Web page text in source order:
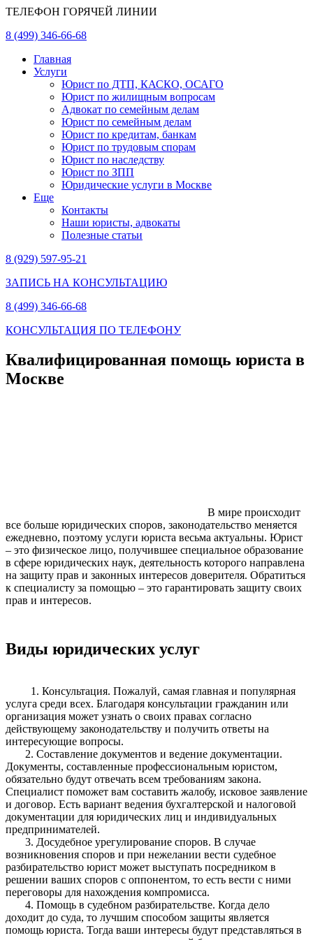
ТЕЛЕФОН ГОРЯЧЕЙ ЛИНИИ
8 (499) 346-66-68
Главная
Услуги
Юрист по ДТП, КАСКО, ОСАГО
Юрист по жилищным вопросам
Адвокат по семейным делам
Юрист по семейным делам
Юрист по кредитам, банкам
Юрист по трудовым спорам
Юрист по наследству
Юрист по ЗПП
Юридические услуги в Москве
Еще
Контакты
Наши юристы, адвокаты
Полезные статьи
8 (929) 597-95-21
ЗАПИСЬ НА КОНСУЛЬТАЦИЮ
8 (499) 346-66-68
КОНСУЛЬТАЦИЯ ПО ТЕЛЕФОНУ
Квалифицированная помощь юриста в
Москве
В мире происходит
все больше юридических споров, законодательство меняется
ежедневно, поэтому услуги юриста весьма актуальны. Юрист
– это физическое лицо, получившее специальное образование
в сфере юридических наук, деятельность которого направлена
на защиту прав и законных интересов доверителя. Обратиться
к специалисту за помощью – это гарантировать защиту своих
прав и интересов.
Виды юридических услуг
1. Консультация. Пожалуй, самая главная и популярная
услуга среди всех. Благодаря консультации гражданин или
организация может узнать о своих правах согласно
действующему законодательству и получить ответы на
интересующие вопросы.
2. Составление документов и ведение документации.
Документы, составленные профессиональным юристом,
обязательно будут отвечать всем требованиям закона.
Специалист поможет вам составить жалобу, исковое заявление
и договор. Есть вариант ведения бухгалтерской и налоговой
документации для юридических лиц и индивидуальных
предпринимателей.
3. Досудебное урегулирование споров. В случае
возникновения споров и при нежелании вести судебное
разбирательство юрист может выступать посредником в
решении ваших споров с оппонентом, то есть вести с ними
переговоры для нахождения компромисса.
4. Помощь в судебном разбирательстве. Когда дело
доходит до суда, то лучшим способом защиты является
помощь юриста. Тогда ваши интересы будут представляться в